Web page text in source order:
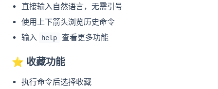
直接输入自然语言，无需引号
使用上下箭头浏览历史命令
输入
help 查看更多功能
⭐ 收藏功能
执行命令后选择收藏